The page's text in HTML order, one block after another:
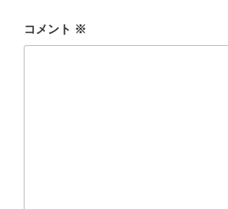
コメント ※